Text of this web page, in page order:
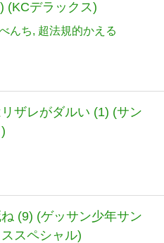
(KCデラックス)
んち 超法規的かえる
ザレがダルい (1) (サン
(9) (ゲッサン少年サン
スペシャル)